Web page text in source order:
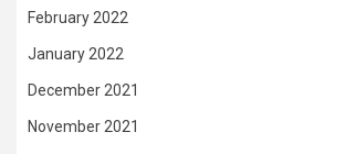
February 2022
January 2022
December 2021
November 2021